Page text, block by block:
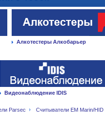
Алкотестеры Алкобарьер
Видеонаблюдение IDIS
Parsec
Считыватели EM Marin/HID